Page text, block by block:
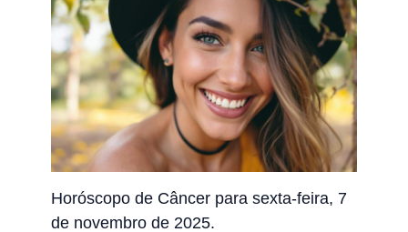
Horóscopo de Câncer para sexta-feira, 7
de novembro de 2025.